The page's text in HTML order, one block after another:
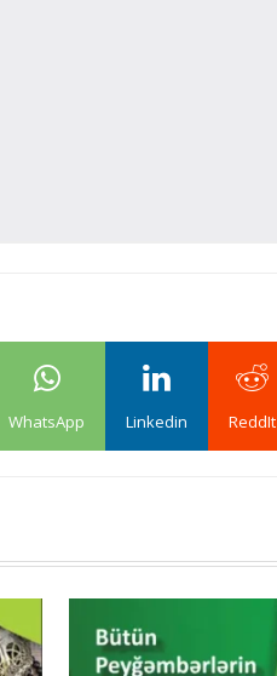
WhatsApp Linkedin ReddIt